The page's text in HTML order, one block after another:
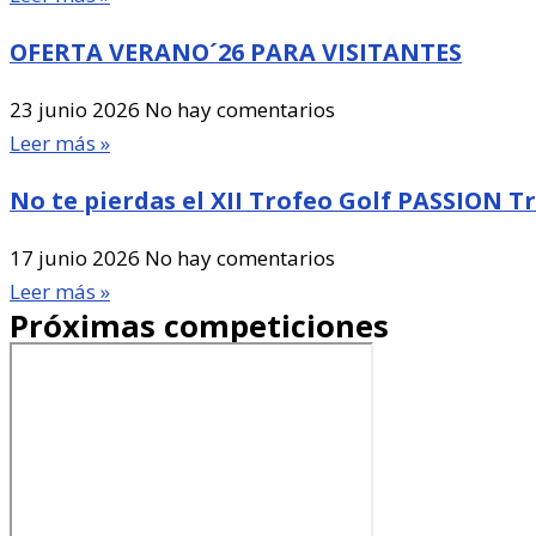
OFERTA VERANO´26 PARA VISITANTES
23 junio 2026 No hay comentarios
Leer más »
No te pierdas el XII Trofeo Golf PASSION
17 junio 2026 No hay comentarios
Leer más »
Próximas competiciones